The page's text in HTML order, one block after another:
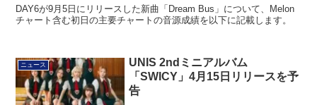
チャート含む初日の主要チャートの音源成績を以下に記載します。
ニュース
UNIS 2ndミニアルバム
「SWICY」4月15日リリースを予
告